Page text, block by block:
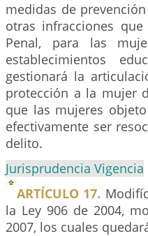
medidas de
otras infracciones
Penal, para las
establecimientos
gestionará la
protección a la mujer
que las mujeres
efectivamente ser
delito.
Jurisprudencia Vigencia
ARTÍCULO 17.
la Ley 906 de 2004,
2007, los cuales